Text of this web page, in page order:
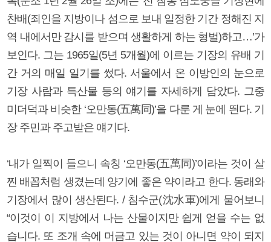
찬배(죄인을 지방이나 섬으로 보내 일정한 기간 정해진 지
역 내에서만 감시를 받으며 생활하게 하는 형벌)하고…’가
보인다. 그는 1965일(5년 5개월)에 이르는 기장의 유배 기
간 거의 매일 일기를 썼다. 서울에서 온 이방인의 눈으로
기장 사람과 특산물 등의 얘기를 자세하게 담았다. 그중
미더덕과 비슷한 ‘오만동(五萬同)’을 다룬 게 눈에 띈다. 기
장 주민과 주고받은 얘기다.
‘내가 일찍이 들으니 속칭 ‘오만동(五萬同)’이라는 것이 살
찐 배꼽처럼 생겼는데 양기에 좋은 약이라고 한다. 동래와
기장에서 많이 생산된다. / 침수군(沈水軍)에게 물어보니
“이것이 이 지방에서 나는 산물이지만 쉽게 얻을 수는 없
습니다. 또 조개 속에 머금고 있는 것이 아니면 약이 되지